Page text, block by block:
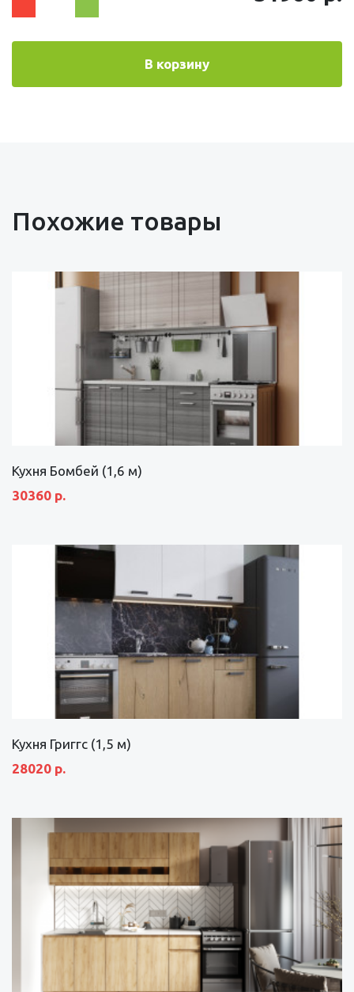
В корзину
Похожие товары
Кухня Бомбей (1,6 м)
30360 р.
Кухня Григгс (1,5 м)
28020 р.